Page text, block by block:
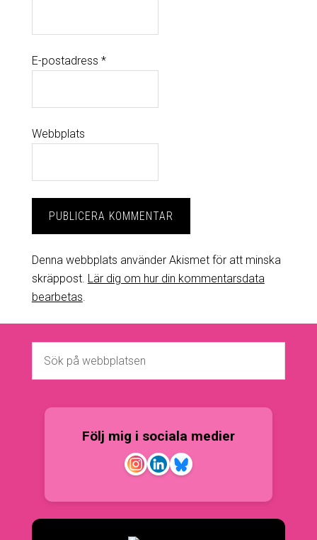
E-postadress *
Webbplats
Denna webbplats använder Akismet för att minska
skräppost. Lär dig om hur din kommentarsdata
bearbetas
Följ mig i sociala medier